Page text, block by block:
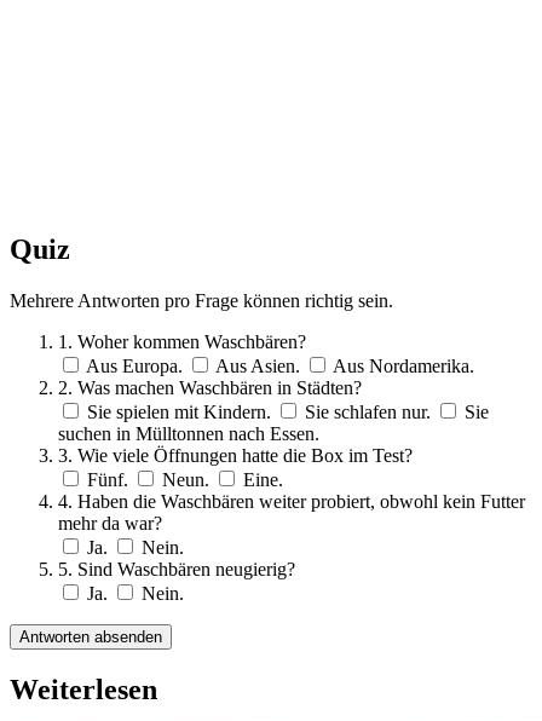
Quiz
Mehrere Antworten pro Frage können richtig sein.
1. Woher kommen Waschbären?
Aus Europa.
Aus Asien.
Aus Nordamerika.
2. Was machen Waschbären in Städten?
Sie spielen mit Kindern.
Sie schlafen nur.
Sie
suchen in Mülltonnen nach Essen.
3. Wie viele Öffnungen hatte die Box im Test?
Fünf.
Neun.
Eine.
4. Haben die Waschbären weiter probiert, obwohl kein Futter
mehr da war?
Ja.
Nein.
5. Sind Waschbären neugierig?
Ja.
Nein.
Antworten absenden
Weiterlesen